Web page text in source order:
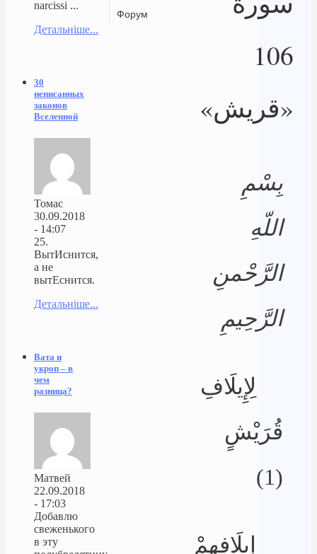
Форум
106
«قريش»
بِسْمِ
اللّهِ
الرَّحْمنِ
الرَّحِيمِ
لِإِيلَافِ
قُرَيْشٍ
(1)
إِيلَافِهِمْ
narcissi ...
Детальніше...
30
неписанных
законов
Вселенной
Томас
30.09.2018
- 14:07
25.
ВытИснится,
а не
вытЕснится.
Детальніше...
Вата и
укроп – в
чем
разница?
Матвей
22.09.2018
- 17:03
Добавлю
свеженького
в эту